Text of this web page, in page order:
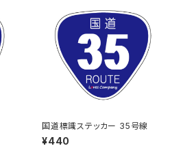
国道標識ステッカー 35号線
¥440